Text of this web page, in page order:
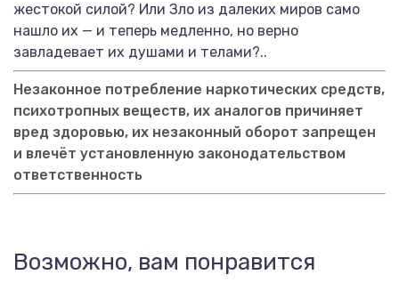
жестокой силой? Или Зло из далеких миров само
нашло их — и теперь медленно, но верно
завладевает их душами и телами?..
Незаконное потребление наркотических средств,
психотропных веществ, их аналогов причиняет
вред здоровью, их незаконный оборот запрещен
и влечёт установленную законодательством
ответственность
Возможно, вам понравится